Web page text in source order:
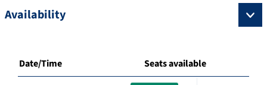
Availability
Date/Time Seats available